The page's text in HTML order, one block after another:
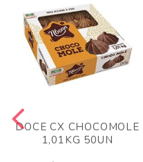
DOCE CX CHOCOMOLE
1,01KG 50UN